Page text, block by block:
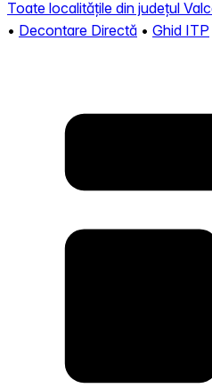
Toate localitățile din județul
• Decontare Directă • Ghid ITP